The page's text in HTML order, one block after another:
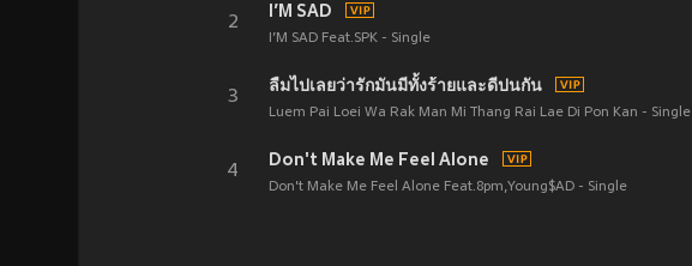
2
I’M SAD
I’M SAD Feat.SPK - Single
3
ลืมไปเลยว่ารักมันมีทั้งร้ายและดีปนกัน
Luem Pai Loei Wa Rak Man Mi Thang Rai Lae Di Pon Kan - Single
4
Don't Make Me Feel Alone
Don't Make Me Feel Alone Feat.8pm,Young$AD - Single